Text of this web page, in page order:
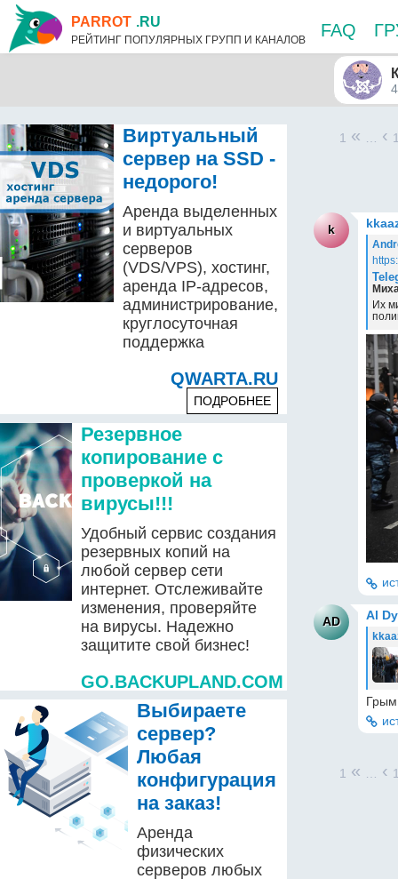
PARROT .RU
РЕЙТИНГ ПОПУЛЯРНЫХ ГРУПП И КАНАЛОВ FAQ
Виртуальный
сервер на SSD -
недорого!
Аренда выделенных
и виртуальных
серверов
(VDS/VPS), хостинг,
аренда IP-адресов,
администрирование,
круглосуточная
поддержка
QWARTA.RU
ПОДРОБНЕЕ
Резервное
копирование с
проверкой на
вирусы!!!
Удобный сервис создания
резервных копий на
любой сервер сети
интернет. Отслеживайте
изменения, проверяйте
на вирусы. Надежно
защитите свой бизнес!
GO.BACKUPLAND.COM
Выбираете
сервер?
Любая
конфигурация
на заказ!
Аренда
физических
серверов любых
1 « ‹
k
Их
AD Al
1 « ‹